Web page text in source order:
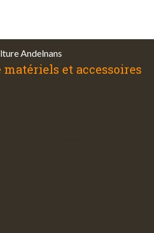
et accessoires